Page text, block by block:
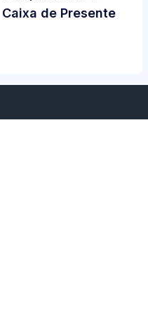
Caixa de Presente